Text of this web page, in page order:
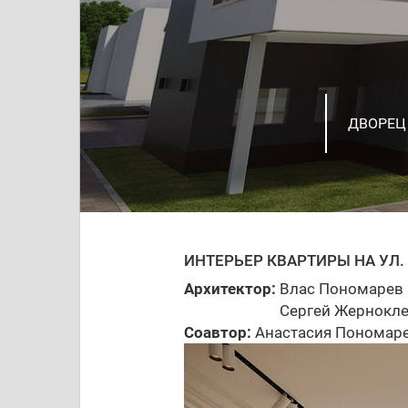
ЖИЛОМ
ПРОЕКТ
АПАРТ-
ИНТЕРЬЕР КВАРТИРЫ НА
Архитектор: Влас Пономарев
Сергей
Соавтор:Анастасия